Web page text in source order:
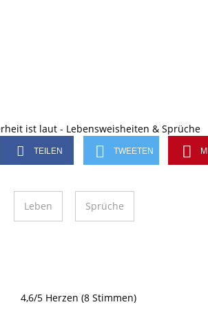
TEILEN TWEETEN
Leben Sprüche
4,6/5 Herzen (8 Stimmen)